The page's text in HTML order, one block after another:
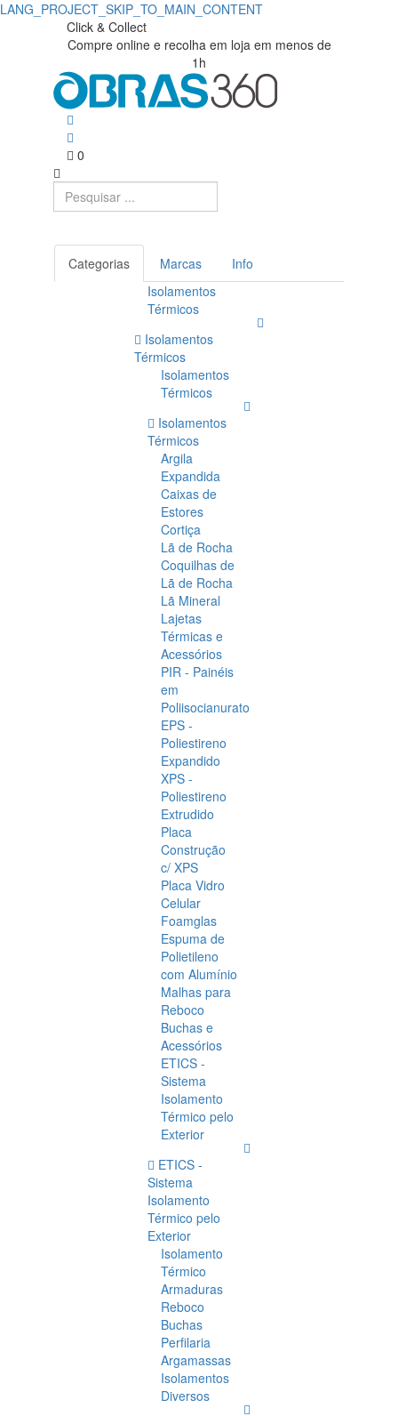
LANG_PROJECT_SKIP_TO_MAIN_CONTENT
Click & Collect
Compre online e recolha em loja em menos de
1h
0
Categorias Marcas
Info
Isolamentos
Térmicos
Isolamentos
Térmicos
Isolamentos
Térmicos
Isolamentos
Térmicos
Argila
Expandida
Caixas de
Estores
Cortiça
Lã de Rocha
Coquilhas de
Lã de Rocha
Lã Mineral
Lajetas
Térmicas e
Acessórios
PIR - Painéis
em
Poliisocianurato
EPS -
Poliestireno
Expandido
XPS -
Poliestireno
Extrudido
Placa
Construção
c/ XPS
Placa Vidro
Celular
Foamglas
Espuma de
Polietileno
com Alumínio
Malhas para
Reboco
Buchas e
Acessórios
ETICS -
Sistema
Isolamento
Térmico pelo
Exterior
ETICS -
Sistema
Isolamento
Térmico pelo
Exterior
Isolamento
Térmico
Armaduras
Reboco
Buchas
Perfilaria
Argamassas
Isolamentos
Diversos